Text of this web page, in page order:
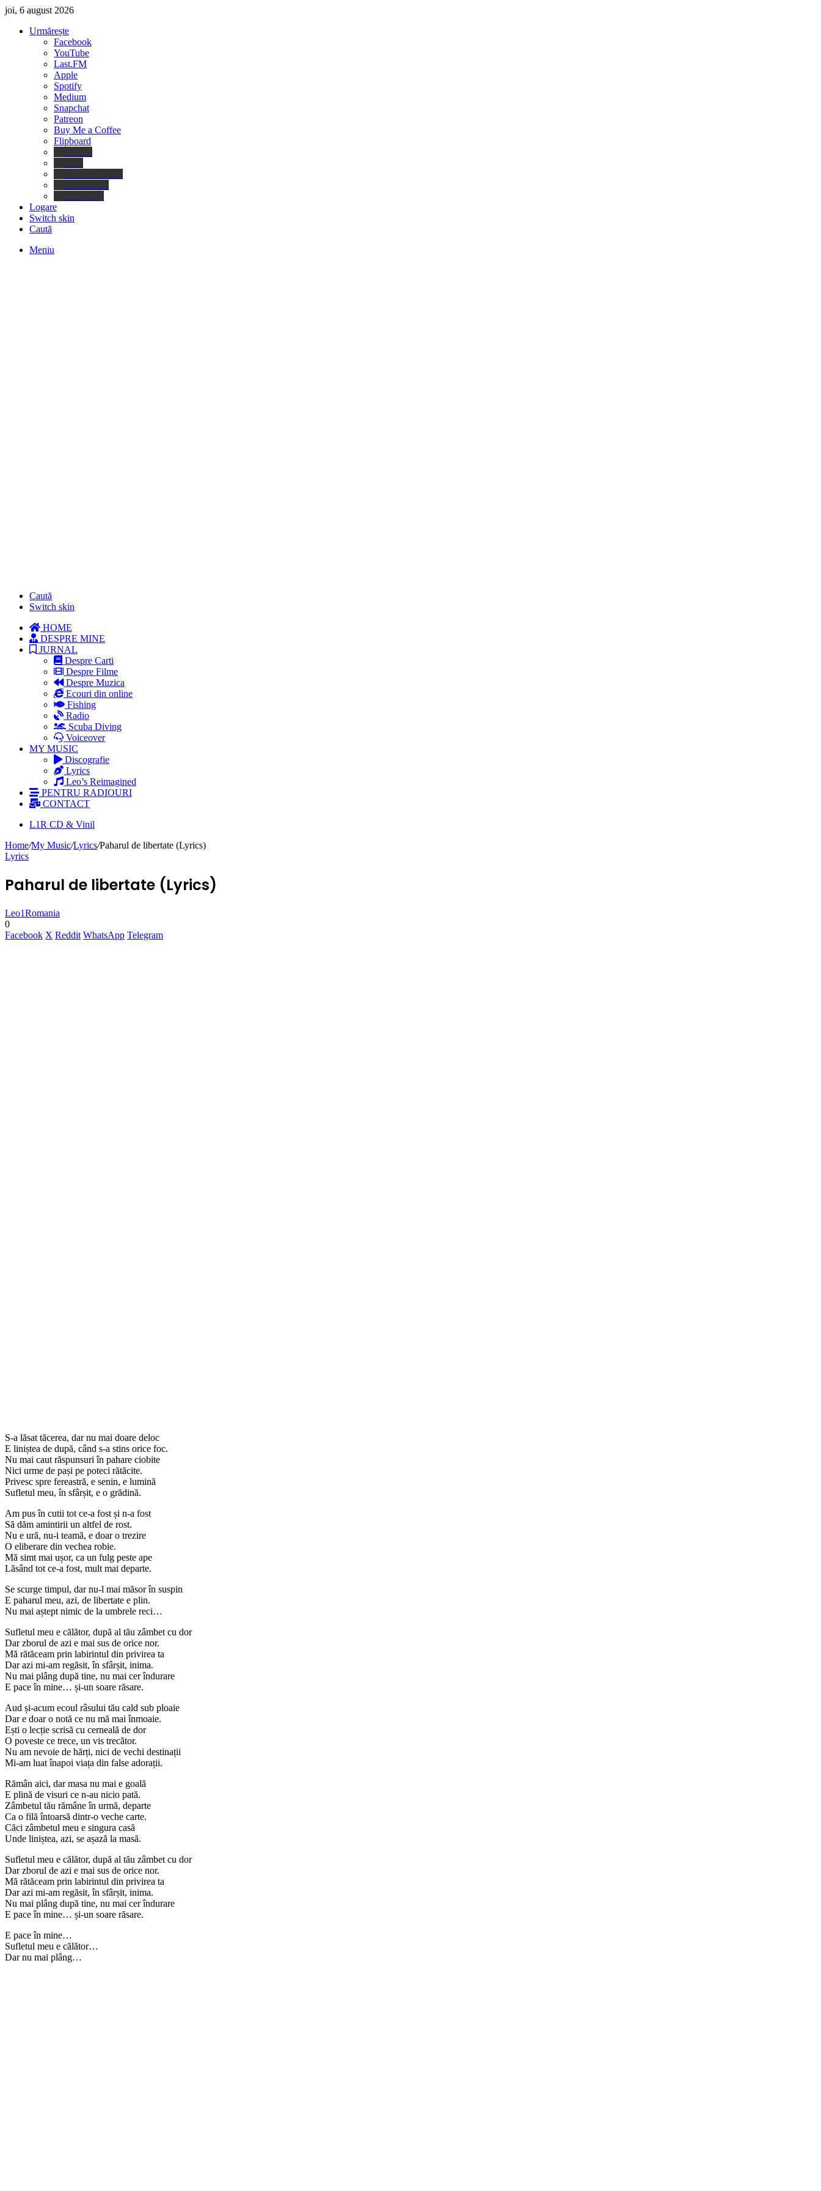
joi, 6 august 2026
Urmărește
Facebook
YouTube
Last.FM
Apple
Spotify
Medium
Snapchat
Patreon
Buy Me a Coffee
Flipboard
Logare
Switch skin
Caută
Meniu
Caută
Switch skin
HOME
DESPRE MINE
JURNAL
Despre Carti
Despre Filme
Despre Muzica
Ecouri din online
Fishing
Radio
Scuba Diving
Voiceover
MY MUSIC
Discografie
Lyrics
Leo’s Reimagined
PENTRU RADIOURI
CONTACT
L1R CD & Vinil
Home/My Music/Lyrics/Paharul de libertate (Lyrics)
Lyrics
Paharul de libertate (Lyrics)
Leo1Romania
0
Facebook X Reddit WhatsApp Telegram
S-a lăsat tăcerea, dar nu mai doare deloc
E liniștea de după, când s-a stins orice foc.
Nu mai caut răspunsuri în pahare ciobite
Nici urme de pași pe poteci rătăcite.
Privesc spre fereastră, e senin, e lumină
Sufletul meu, în sfârșit, e o grădină.
Am pus în cutii tot ce-a fost și n-a fost
Să dăm amintirii un altfel de rost.
Nu e ură, nu-i teamă, e doar o trezire
O eliberare din vechea robie.
Mă simt mai ușor, ca un fulg peste ape
Lăsând tot ce-a fost, mult mai departe.
Se scurge timpul, dar nu-l mai măsor în suspin
E paharul meu, azi, de libertate e plin.
Nu mai aștept nimic de la umbrele reci…
Sufletul meu e călător, după al tău zâmbet cu dor
Dar zborul de azi e mai sus de orice nor.
Mă rătăceam prin labirintul din privirea ta
Dar azi mi-am regăsit, în sfârșit, inima.
Nu mai plâng după tine, nu mai cer îndurare
E pace în mine… și-un soare răsare.
Aud și-acum ecoul râsului tău cald sub ploaie
Dar e doar o notă ce nu mă mai înmoaie.
Ești o lecție scrisă cu cerneală de dor
O poveste ce trece, un vis trecător.
Nu am nevoie de hărți, nici de vechi destinații
Mi-am luat înapoi viața din false adorații.
Rămân aici, dar masa nu mai e goală
E plină de visuri ce n-au nicio pată.
Zâmbetul tău rămâne în urmă, departe
Ca o filă întoarsă dintr-o veche carte.
Căci zâmbetul meu e singura casă
Unde liniștea, azi, se așază la masă.
Sufletul meu e călător, după al tău zâmbet cu dor
Dar zborul de azi e mai sus de orice nor.
Mă rătăceam prin labirintul din privirea ta
Dar azi mi-am regăsit, în sfârșit, inima.
Nu mai plâng după tine, nu mai cer îndurare
E pace în mine… și-un soare răsare.
E pace în mine…
Sufletul meu e călător…
Dar nu mai plâng…